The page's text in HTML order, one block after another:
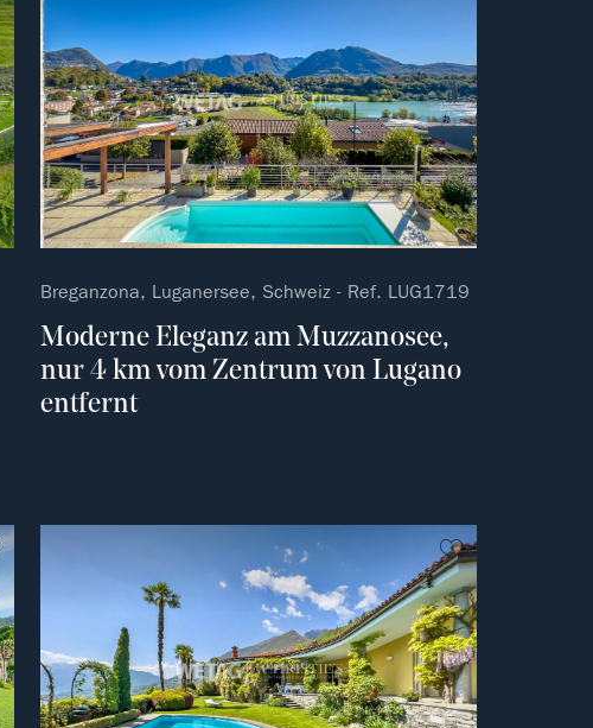
Breganzona, Luganersee, Schweiz - Ref. LUG1719
Moderne Eleganz am Muzzanosee,
nur 4 km vom Zentrum von Lugano
entfernt
kein Favorit kein Favorit